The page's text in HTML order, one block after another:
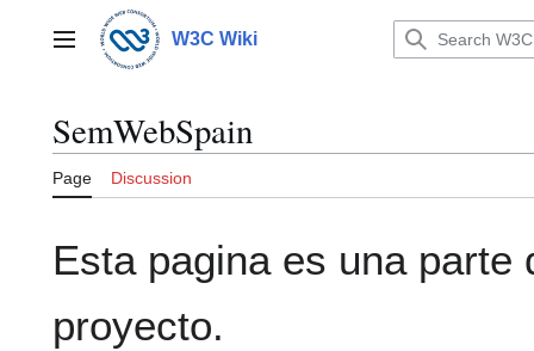
contentMain menu W3C Wiki
SemWebSpain
Page Discussion
Esta pagina es una
proyecto.